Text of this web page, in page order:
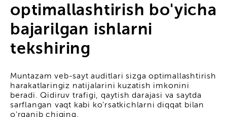
optimallashtirish bo'yicha
bajarilgan ishlarni
tekshiring
Muntazam veb-sayt auditlari sizga optimallashtirish
harakatlaringiz natijalarini kuzatish imkonini
beradi. Qidiruv trafigi, qaytish darajasi va saytda
sarflangan vaqt kabi ko'rsatkichlarni diqqat bilan
o'rganib chiqing.